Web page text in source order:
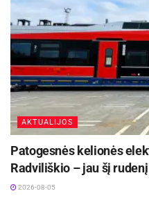
AKTUALIJOS
Patogesnės kelionės
Radviliškio – jau šį rudenį
2026-08-05